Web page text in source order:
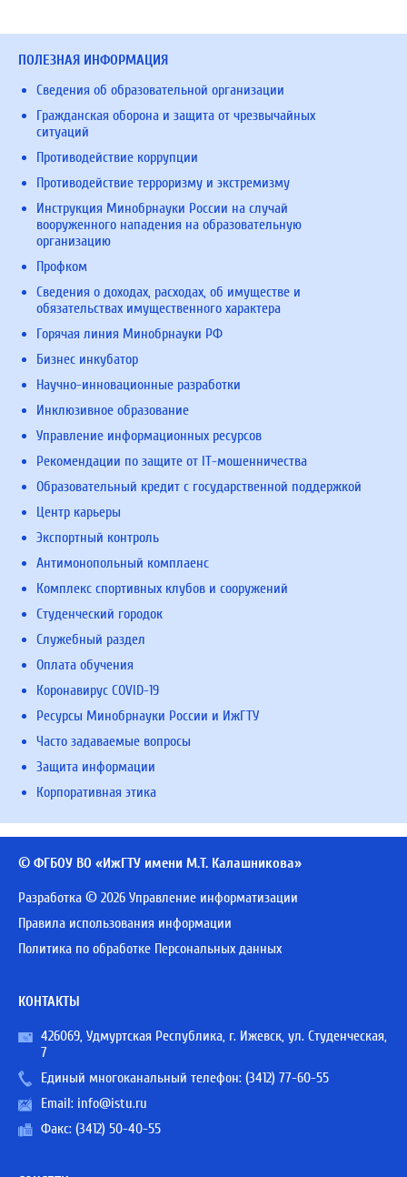
ПОЛЕЗНАЯ ИНФОРМАЦИЯ
Сведения об образовательной организации
Гражданская оборона и защита от чрезвычайных
ситуаций
Противодействие коррупции
Противодействие терроризму и экстремизму
Инструкция Минобрнауки России на случай
вооруженного нападения на образовательную
организацию
Профком
Сведения о доходах, расходах, об имуществе и
обязательствах имущественного характера
Горячая линия Минобрнауки РФ
Бизнес инкубатор
Научно-инновационные разработки
Инклюзивное образование
Управление информационных ресурсов
Рекомендации по защите от IT-мошенничества
Образовательный кредит с государственной поддержкой
Центр карьеры
Экспортный контроль
Антимонопольный комплаенс
Комплекс спортивных клубов и сооружений
Студенческий городок
Служебный раздел
Оплата обучения
Коронавирус COVID-19
Ресурсы Минобрнауки России и ИжГТУ
Часто задаваемые вопросы
Защита информации
Корпоративная этика
© ФГБОУ ВО «ИжГТУ имени М.Т. Калашникова»
Разработка © 2026 Управление информатизации
Правила использования информации
Политика по обработке Персональных данных
КОНТАКТЫ
426069, Удмуртская Республика, г. Ижевск, ул. Студенческая,
7
Единый многоканальный телефон: (3412) 77-60-55
Email: info@istu.ru
Факс: (3412) 50-40-55